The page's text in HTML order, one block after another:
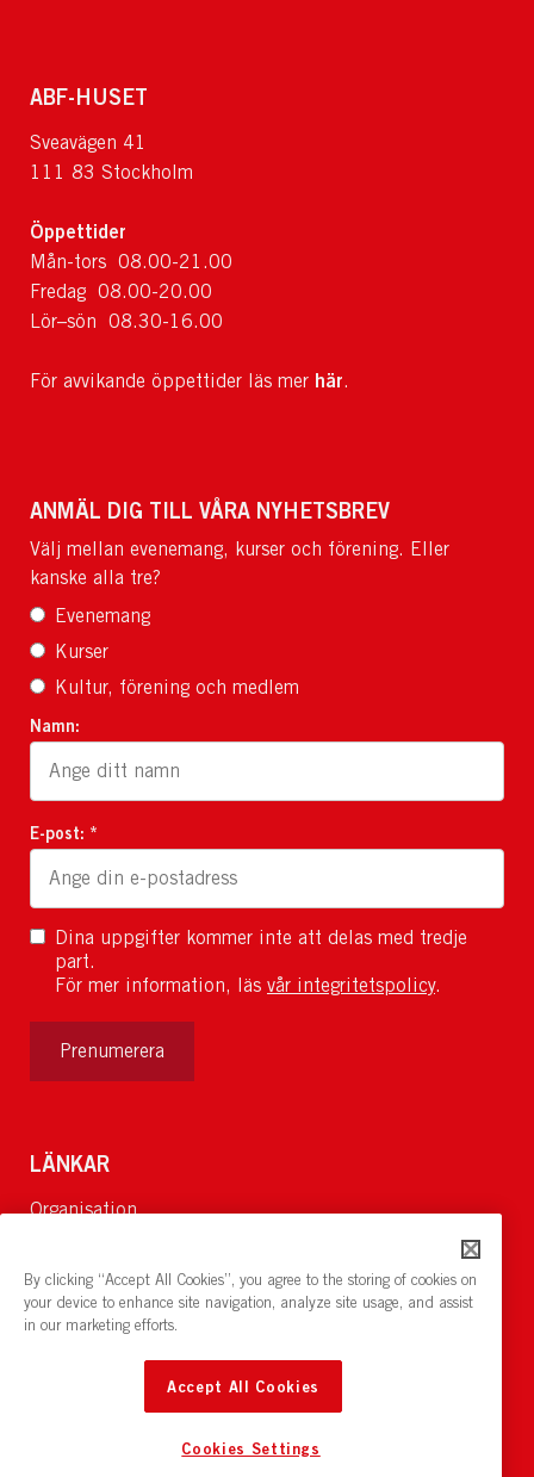
ABF-HUSET
Sveavägen 41
111 83 Stockholm
Öppettider
Mån-tors 08.00-21.00
Fredag 08.00-20.00
Lör–sön 08.30-16.00
För avvikande öppettider läs mer här.
ANMÄL DIG TILL VÅRA NYHETSBREV
Välj mellan evenemang, kurser och förening. Eller
kanske alla tre?
Evenemang
Kurser
Kultur, förening och medlem
Namn:
E-post: *
Dina uppgifter kommer inte att delas med tredje
part.
För mer information, läs vår integritetspolicy.
Prenumerera
LÄNKAR
Organisation
Lediga jobb
Nyheter och pressrum
Restaurang och konferens: cirkelnstockholm.se
By clicking “Accept All Cookies”, you agree to the storing of cookies on
your device to enhance site navigation, analyze site usage, and assist
in our marketing efforts.
Accept All Cookies
Cookies Settings